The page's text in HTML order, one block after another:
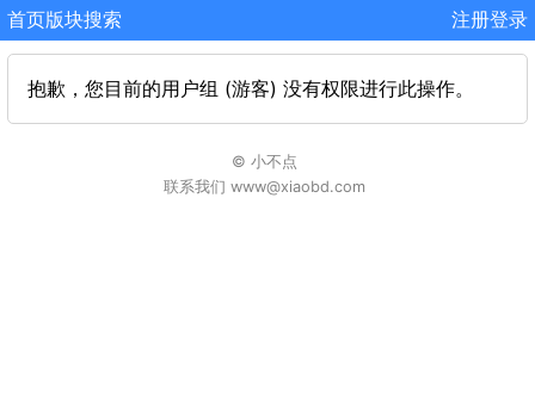
首页版块搜索 注册登录
抱歉，您目前的用户组 (游客) 没有权限进行此操作。
© 小不点
联系我们 www@xiaobd.com